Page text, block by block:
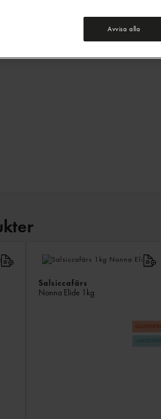
Salsiccafärs
Nonna Elide 1kg
Avvisa alla